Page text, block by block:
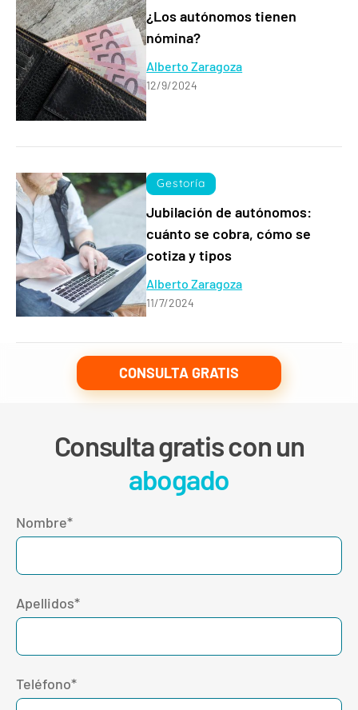
¿Los autónomos tienen
nómina?
Alberto Zaragoza
12/9/2024
Gestoría
Jubilación de autónomos:
cuánto se cobra, cómo se
cotiza y tipos
Alberto Zaragoza
11/7/2024
CONSULTA GRATIS
Consulta gratis con un
abogado
Nombre*
Apellidos*
Teléfono*